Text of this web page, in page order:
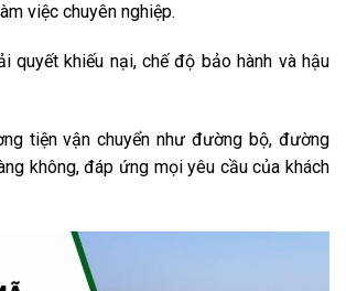
việc chuyên nghiệp.
quyết khiếu nại, chế độ bảo hành và hậu
tiện vận chuyển như đường bộ, đường
không, đáp ứng mọi yêu cầu của khách